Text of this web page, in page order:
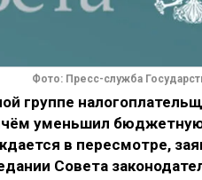
Фото: Пресс-служба
группе
уменьшил
в пересмотре,
Совета